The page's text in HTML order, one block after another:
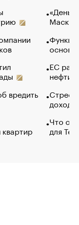
вредить
Маск в
основ
ЕС
нефти
Что
для